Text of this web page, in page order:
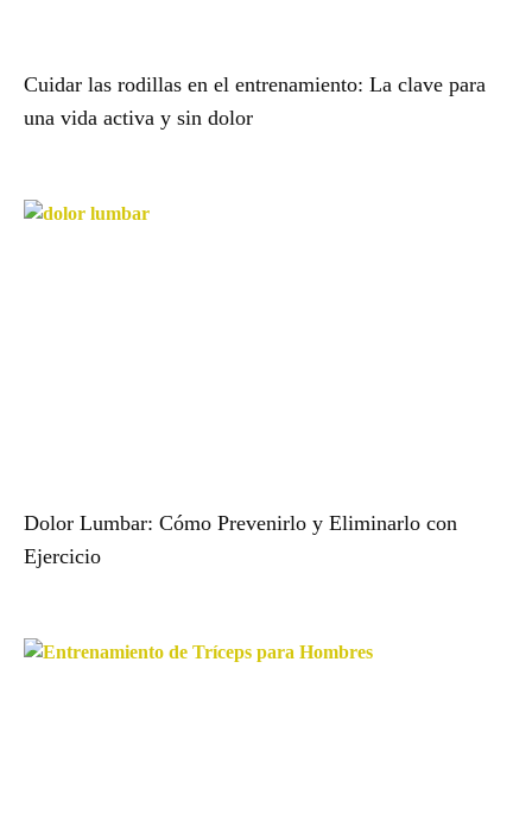
Cuidar las rodillas en el entrenamiento: La clave para
una vida activa y sin dolor
Dolor Lumbar: Cómo Prevenirlo y Eliminarlo con
Ejercicio